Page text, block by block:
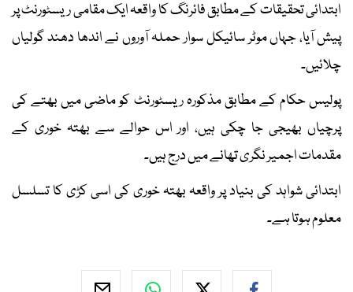
ابتدائی تحقیقات کے مطابق فائرنگ کا واقعہ ایک مقامی ریسٹورنٹ پر
پیش آیا، جہاں موٹر سائیکل سوار حملہ آوروں نے اندھا دھند گولیاں
چلائیں۔
پولیس حکام کے مطابق مذکورہ ریسٹورنٹ کو ماضی میں بھتے کی
پرچیاں بھیجی جا چکی ہیں، اور اس حوالے سے بھتہ خوری کے
مقدمات اجمیر نگری تھانے میں درج ہیں۔
ابتدائی شواہد کی بنیاد پر واقعہ بھتہ خوری کی اسی کڑی کا تسلسل
معلوم ہوتا ہے۔